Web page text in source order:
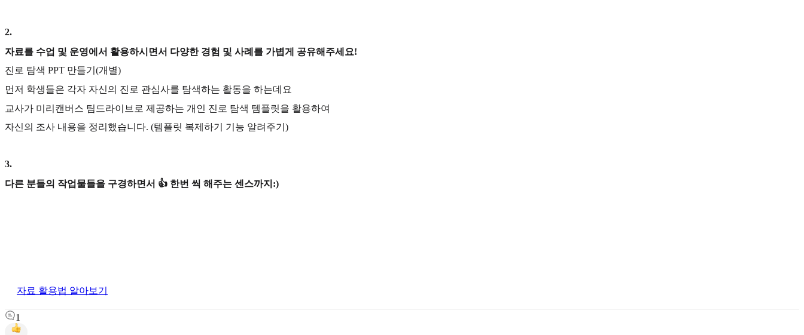
2.
자료를 수업 및 운영에서 활용하시면서 다양한 경험 및 사례를 가볍게 공유해주세요!
진로 탐색 PPT 만들기(개별)
먼저 학생들은 각자 자신의 진로 관심사를 탐색하는 활동을 하는데요
교사가 미리캔버스 팀드라이브로 제공하는 개인 진로 탐색 템플릿을 활용하여
자신의 조사 내용을 정리했습니다. (템플릿 복제하기 기능 알려주기)
3.
다른 분들의 작업물들을 구경하면서 👍 한번 씩 해주는 센스까지:)
자료 활용법 알아보기
1